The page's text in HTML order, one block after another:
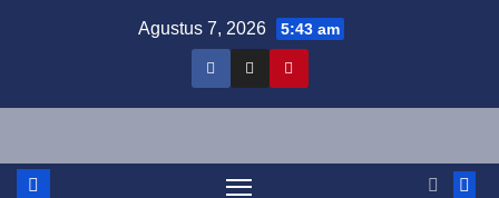
Agustus 7, 2026 5:43 am